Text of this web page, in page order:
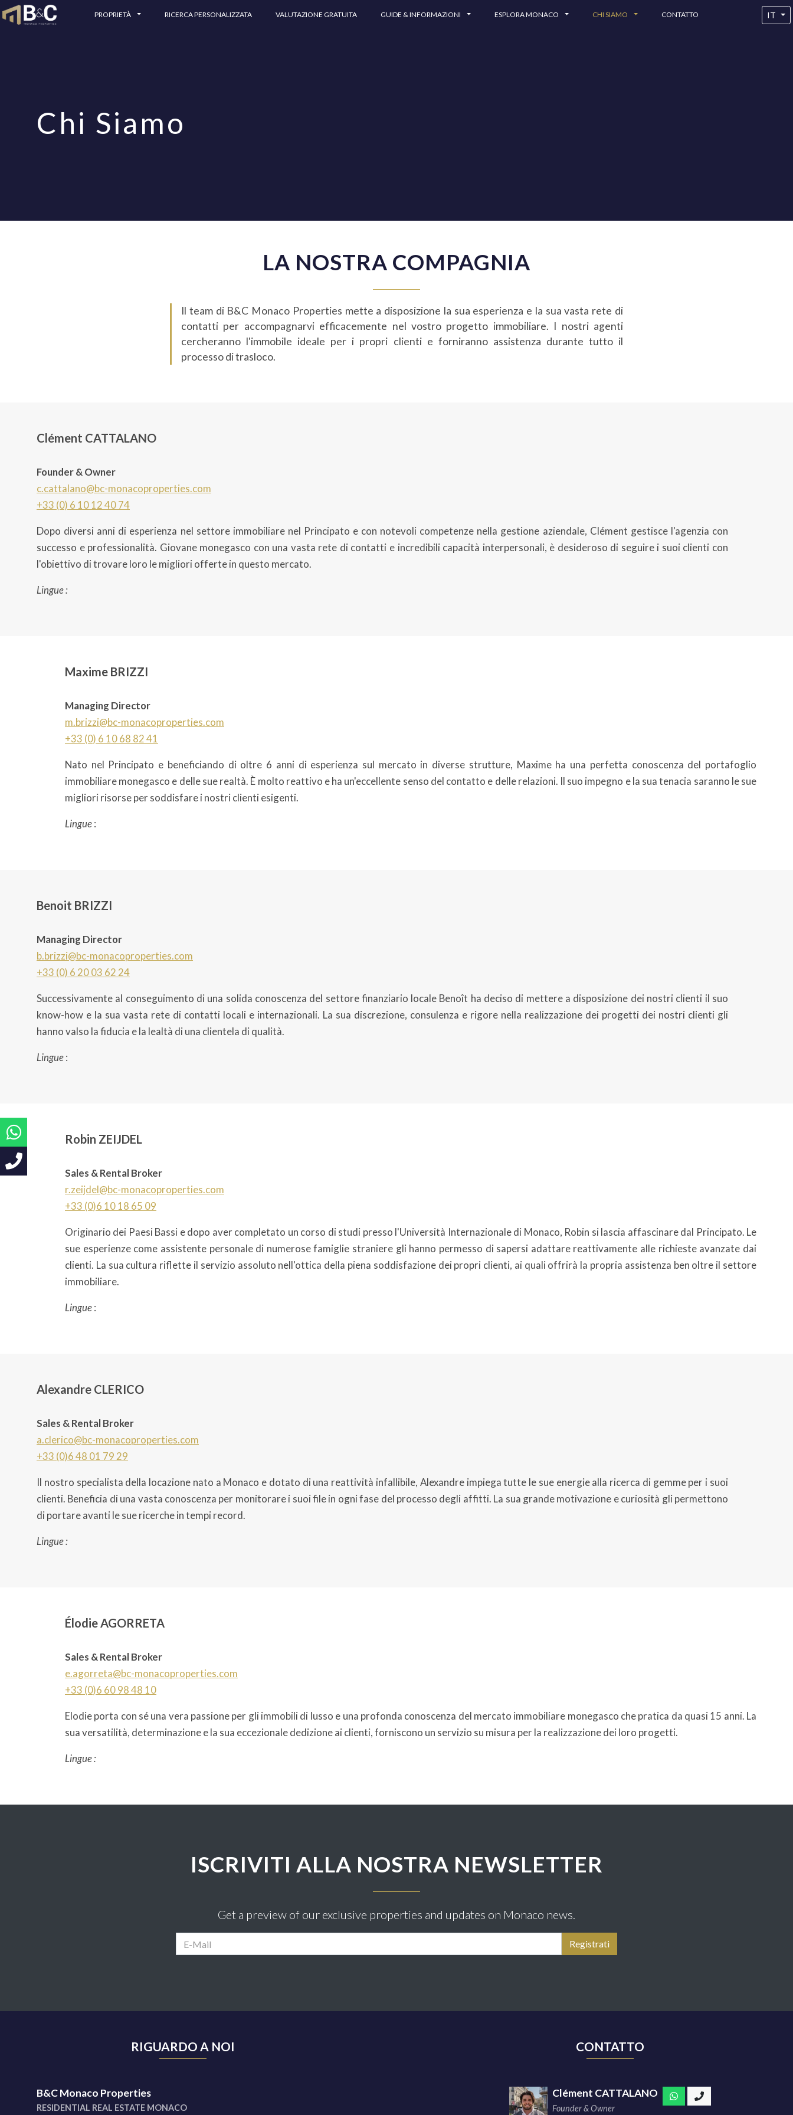
PROPRIETÀ RICERCA PERSONALIZZATA VALUTAZIONE GRATUITA GUIDE & INFORMAZIONI ESPLORA MONACO CHI SIAMO CONTATTO IT
Chi Siamo
LA NOSTRA COMPAGNIA
Il team di B&C Monaco Properties mette a disposizione la sua esperienza e la sua vasta rete di
contatti per accompagnarvi efficacemente nel vostro progetto immobiliare. I nostri agenti
cercheranno l'immobile ideale per i propri clienti e forniranno assistenza durante tutto il
processo di trasloco.
Clément CATTALANO
Founder & Owner
c.cattalano@bc-monacoproperties.com
+33 (0) 6 10 12 40 74
Dopo diversi anni di esperienza nel settore immobiliare nel Principato e con notevoli competenze nella gestione aziendale, Clément gestisce l'agenzia con
successo e professionalità. Giovane monegasco con una vasta rete di contatti e incredibili capacità interpersonali, è desideroso di seguire i suoi clienti con
l'obiettivo di trovare loro le migliori offerte in questo mercato.
Lingue :
Maxime BRIZZI
Managing Director
m.brizzi@bc-monacoproperties.com
+33 (0) 6 10 68 82 41
Nato nel Principato e beneficiando di oltre 6 anni di esperienza sul mercato in diverse strutture, Maxime ha una perfetta conoscenza del portafoglio
immobiliare monegasco e delle sue realtà. È molto reattivo e ha un'eccellente senso del contatto e delle relazioni. Il suo impegno e la sua tenacia saranno le sue
migliori risorse per soddisfare i nostri clienti esigenti.
Lingue:
Benoit BRIZZI
Managing Director
b.brizzi@bc-monacoproperties.com
+33 (0) 6 20 03 62 24
Successivamente al conseguimento di una solida conoscenza del settore finanziario locale Benoît ha deciso di mettere a disposizione dei nostri clienti il suo
know-how e la sua vasta rete di contatti locali e internazionali. La sua discrezione, consulenza e rigore nella realizzazione dei progetti dei nostri clienti gli
hanno valso la fiducia e la lealtà di una clientela di qualità.
Lingue:
Robin ZEIJDEL
Sales & Rental Broker
r.zeijdel@bc-monacoproperties.com
+33 (0)6 10 18 65 09
Originario dei Paesi Bassi e dopo aver completato un corso di studi presso l'Università Internazionale di Monaco, Robin si lascia affascinare dal Principato. Le
sue esperienze come assistente personale di numerose famiglie straniere gli hanno permesso di sapersi adattare reattivamente alle richieste avanzate dai
clienti. La sua cultura riflette il servizio assoluto nell'ottica della piena soddisfazione dei propri clienti, ai quali offrirà la propria assistenza ben oltre il settore
immobiliare.
Lingue:
Alexandre CLERICO
Sales & Rental Broker
a.clerico@bc-monacoproperties.com
+33 (0)6 48 01 79 29
Il nostro specialista della locazione nato a Monaco e dotato di una reattività infallibile, Alexandre impiega tutte le sue energie alla ricerca di gemme per i suoi
clienti. Beneficia di una vasta conoscenza per monitorare i suoi file in ogni fase del processo degli affitti. La sua grande motivazione e curiosità gli permettono
di portare avanti le sue ricerche in tempi record.
Lingue :
Élodie AGORRETA
Sales & Rental Broker
e.agorreta@bc-monacoproperties.com
+33 (0)6 60 98 48 10
Elodie porta con sé una vera passione per gli immobili di lusso e una profonda conoscenza del mercato immobiliare monegasco che pratica da quasi 15 anni. La
sua versatilità, determinazione e la sua eccezionale dedizione ai clienti, forniscono un servizio su misura per la realizzazione dei loro progetti.
Lingue :
ISCRIVITI ALLA NOSTRA NEWSLETTER
Get a preview of our exclusive properties and updates on Monaco news.
RIGUARDO A NOI
B&C Monaco Properties
RESIDENTIAL REAL ESTATE MONACO
CONTATTO
Clément CATTALANO
Founder & Owner